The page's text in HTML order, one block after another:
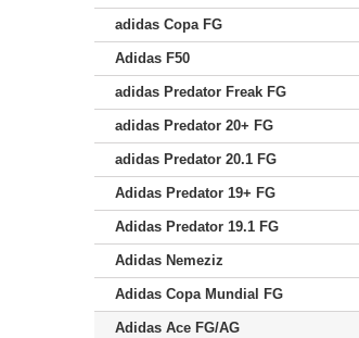
adidas Copa FG
Adidas F50
adidas Predator Freak FG
adidas Predator 20+ FG
adidas Predator 20.1 FG
Adidas Predator 19+ FG
Adidas Predator 19.1 FG
Adidas Nemeziz
Adidas Copa Mundial FG
Adidas Ace FG/AG